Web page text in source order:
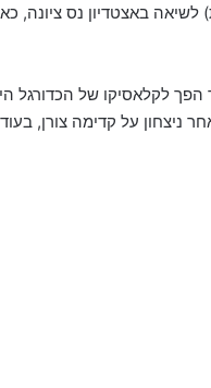
באצטדיון נס ציונה,
לקלאסיקו של הכדורגל
ניצחון על קדימה צורן,